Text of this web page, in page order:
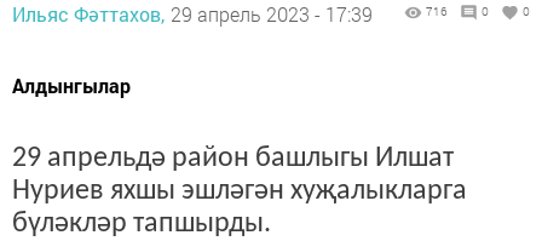
Ильяс Фәттахов, 29 апрель 2023 - 17:39 716 0 0
Алдынгылар
29 апрельдә район башлыгы Илшат
Нуриев яхшы эшләгән хуҗалыкларга
бүләкләр тапшырды.